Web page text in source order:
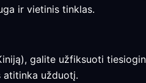
ir vietinis tinklas.
galite užfiksuoti
atitinka užduotį.